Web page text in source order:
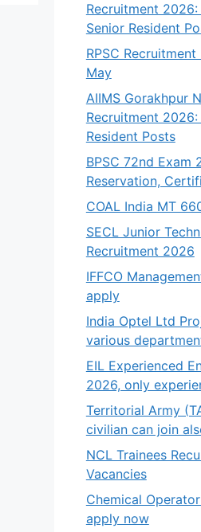
Recruitment
Senior Resident
RPSC
May
AIIMS Gorakhpur
Recruitment
Resident Posts
BPSC 72nd Exam
Reservation,
COAL India MT
SECL Junior
Recruitment 2026
IFFCO
apply
India Optel Ltd
various
EIL Experienced
2026, only
Territorial Army
civilian can join
NCL Trainees
Vacancies
Chemical
apply now